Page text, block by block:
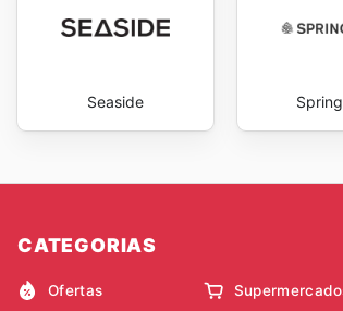
Seaside
CATEGORIAS
Ofertas